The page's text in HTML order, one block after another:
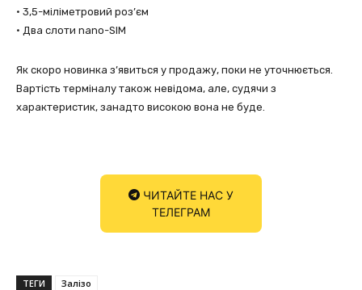
• 3,5-міліметровий роз’єм
• Два слоти nano-SIM
Як скоро новинка з’явиться у продажу, поки не уточнюється.
Вартість терміналу також невідома, але, судячи з
характеристик, занадто високою вона не буде.
ЧИТАЙТЕ НАС У
ТЕЛЕГРАМ
ТЕГИ Залізо